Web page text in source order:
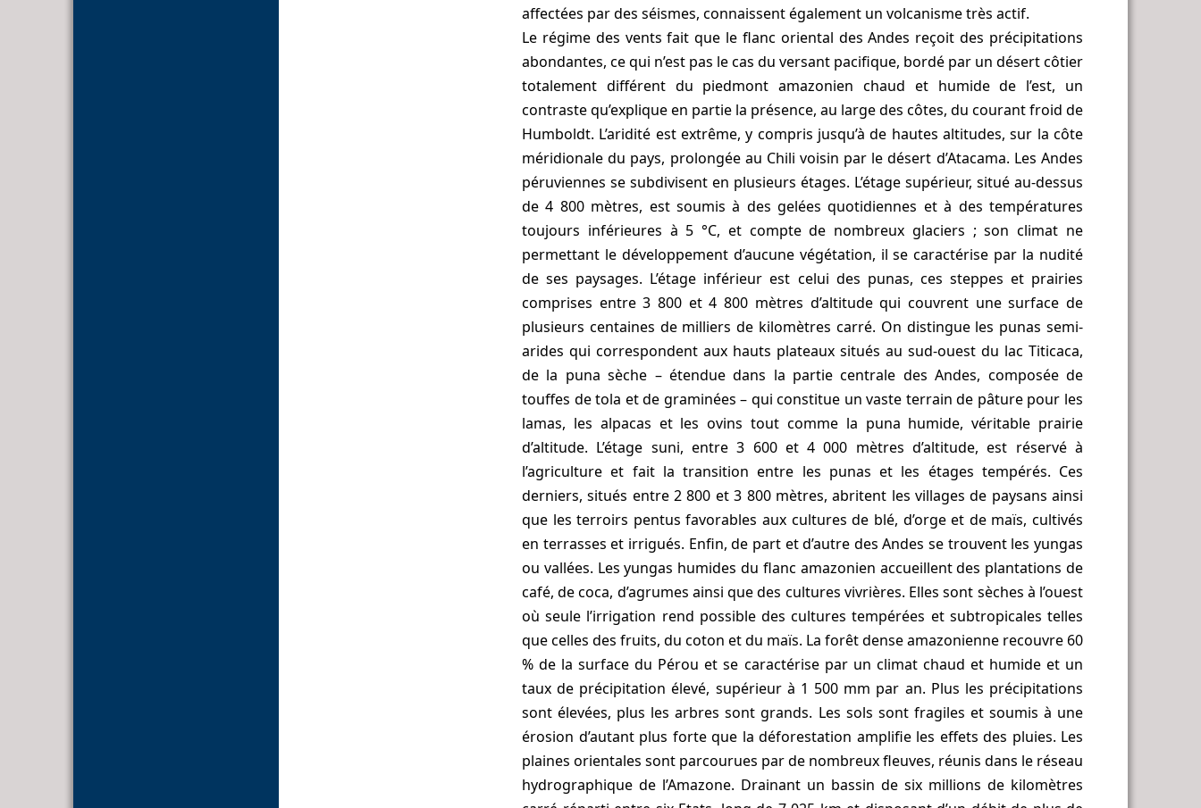
affectées par des séismes, connaissent également un volcanisme très actif.
Le régime des vents fait que le flanc oriental des Andes reçoit des précipitations
abondantes, ce qui n’est pas le cas du versant pacifique, bordé par un désert côtier
totalement différent du piedmont amazonien chaud et humide de l’est, un
contraste qu’explique en partie la présence, au large des côtes, du courant froid de
Humboldt. L’aridité est extrême, y compris jusqu’à de hautes altitudes, sur la côte
méridionale du pays, prolongée au Chili voisin par le désert d’Atacama. Les Andes
péruviennes se subdivisent en plusieurs étages. L’étage supérieur, situé au-dessus
de 4 800 mètres, est soumis à des gelées quotidiennes et à des températures
toujours inférieures à 5 °C, et compte de nombreux glaciers ; son climat ne
permettant le développement d’aucune végétation, il se caractérise par la nudité
de ses paysages. L’étage inférieur est celui des punas, ces steppes et prairies
comprises entre 3 800 et 4 800 mètres d’altitude qui couvrent une surface de
plusieurs centaines de milliers de kilomètres carré. On distingue les punas semi-
arides qui correspondent aux hauts plateaux situés au sud-ouest du lac Titicaca,
de la puna sèche – étendue dans la partie centrale des Andes, composée de
touffes de tola et de graminées – qui constitue un vaste terrain de pâture pour les
lamas, les alpacas et les ovins tout comme la puna humide, véritable prairie
d’altitude. L’étage suni, entre 3 600 et 4 000 mètres d’altitude, est réservé à
l’agriculture et fait la transition entre les punas et les étages tempérés. Ces
derniers, situés entre 2 800 et 3 800 mètres, abritent les villages de paysans ainsi
que les terroirs pentus favorables aux cultures de blé, d’orge et de maïs, cultivés
en terrasses et irrigués. Enfin, de part et d’autre des Andes se trouvent les yungas
ou vallées. Les yungas humides du flanc amazonien accueillent des plantations de
café, de coca, d’agrumes ainsi que des cultures vivrières. Elles sont sèches à l’ouest
où seule l’irrigation rend possible des cultures tempérées et subtropicales telles
que celles des fruits, du coton et du maïs. La forêt dense amazonienne recouvre 60
% de la surface du Pérou et se caractérise par un climat chaud et humide et un
taux de précipitation élevé, supérieur à 1 500 mm par an. Plus les précipitations
sont élevées, plus les arbres sont grands. Les sols sont fragiles et soumis à une
érosion d’autant plus forte que la déforestation amplifie les effets des pluies. Les
plaines orientales sont parcourues par de nombreux fleuves, réunis dans le réseau
hydrographique de l’Amazone. Drainant un bassin de six millions de kilomètres